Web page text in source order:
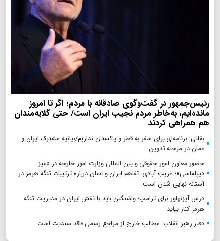
رئیس‌جمهور در گفت‌وگوی صادقانه با مردم؛ اگر تا امروز
مانده‌ایم، به‌خاطر مردم نجیب ایران است/ حتی گلایه‌مندان
هم همراهی کردند
بقائی: برنامه‌ای برای سفر به قطر و پاکستان نداریم/بیانیه مشترک ایران و
عمان در مرحله تدوین
حضور معاون امور حقوقی و بین المللی وزارت امور خارجه در «میز
دیپلماسی»؛ غریب آبادی: تفاهم ایران و عمان درباره ترتیبات تنگه هرمز در
آستانه نهایی شدن است
درس آیزنهاور برای ترامپ؛ واشنگتن باید با نقش ایران در مدیریت تنگه
هرمز کنار بیاید
دفتر رهبر انقلاب: مطالب خارج از مراجع رسمی فاقد سندیت است